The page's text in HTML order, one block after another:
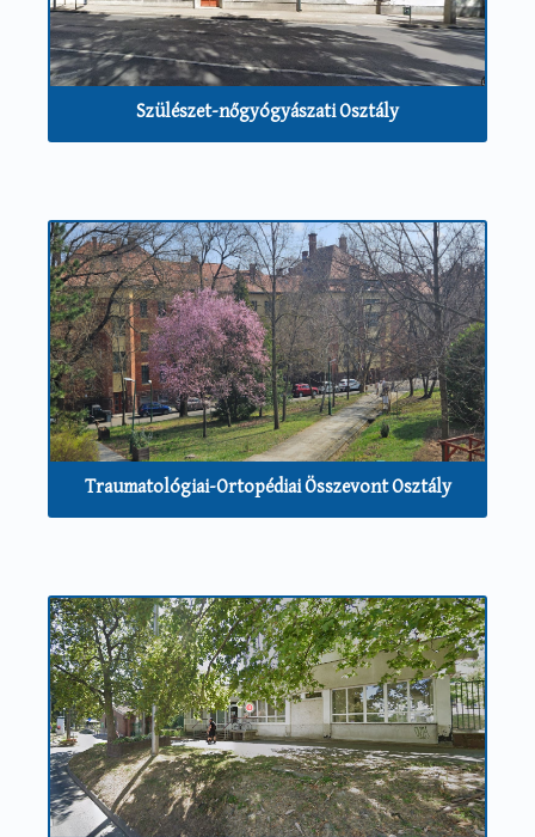
Szülészet-nőgyógyászati Osztály
Traumatológiai-Ortopédiai Összevont Osztály